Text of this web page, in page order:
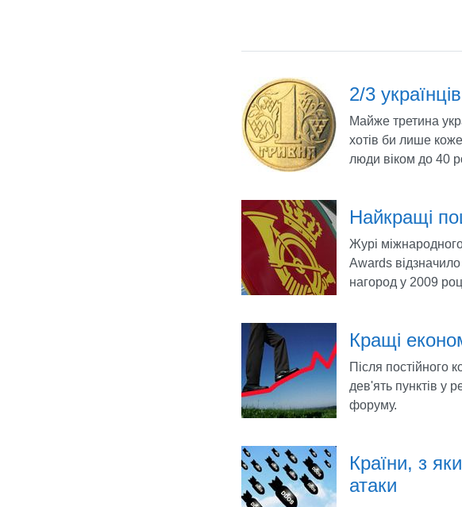
2/3
Майже третина
хотів би лише
люди віком до 40
Найкращі
Журі
Awards
нагород у 2009
Кращі
Після постійного
дев'ять пунктів у
форуму.
Країни, з
атаки